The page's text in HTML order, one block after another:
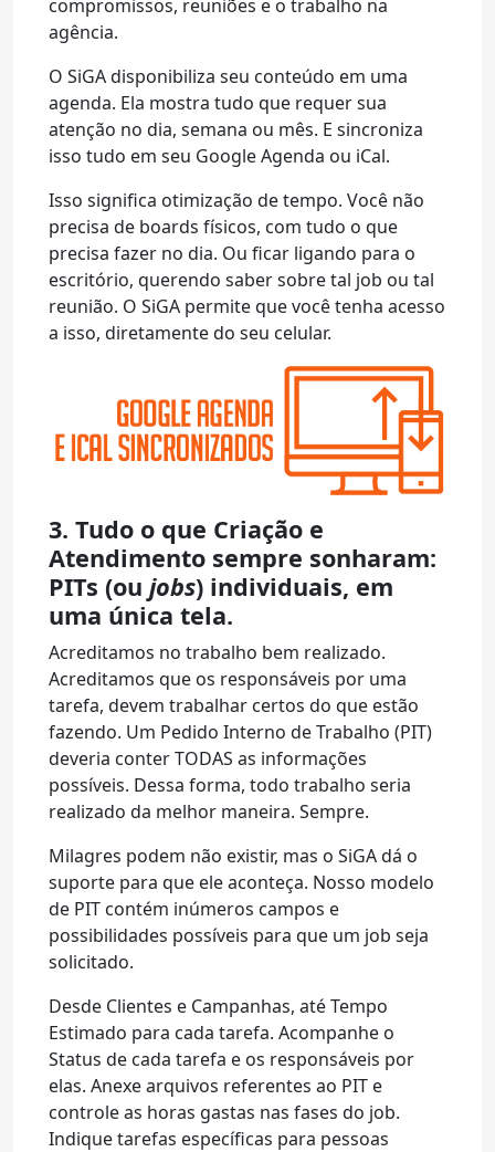
compromissos, reuniões e o trabalho na
agência.
O SiGA disponibiliza seu conteúdo em uma
agenda. Ela mostra tudo que requer sua
atenção no dia, semana ou mês. E sincroniza
isso tudo em seu Google Agenda ou iCal.
Isso significa otimização de tempo. Você não
precisa de boards físicos, com tudo o que
precisa fazer no dia. Ou ficar ligando para o
escritório, querendo saber sobre tal job ou tal
reunião. O SiGA permite que você tenha acesso
a isso, diretamente do seu celular.
3. Tudo o que Criação e
Atendimento sempre sonharam:
PITs (ou jobs) individuais, em
uma única tela.
Acreditamos no trabalho bem realizado.
Acreditamos que os responsáveis por uma
tarefa, devem trabalhar certos do que estão
fazendo. Um Pedido Interno de Trabalho (PIT)
deveria conter TODAS as informações
possíveis. Dessa forma, todo trabalho seria
realizado da melhor maneira. Sempre.
Milagres podem não existir, mas o SiGA dá o
suporte para que ele aconteça. Nosso modelo
de PIT contém inúmeros campos e
possibilidades possíveis para que um job seja
solicitado.
Desde Clientes e Campanhas, até Tempo
Estimado para cada tarefa. Acompanhe o
Status de cada tarefa e os responsáveis por
elas. Anexe arquivos referentes ao PIT e
controle as horas gastas nas fases do job.
Indique tarefas específicas para pessoas